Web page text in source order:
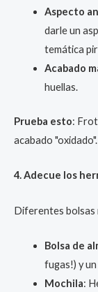
Aspecto
darle un
temática
Acabado
huellas.
Prueba esto:
acabado
4. Adecue los
Diferentes bolsas
Bolsa de
fugas!) y
Mochila: